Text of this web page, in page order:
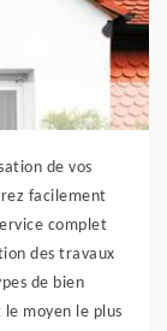
de vos
facilement
complet
des travaux
de bien
moyen le plus